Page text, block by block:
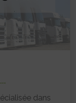
dans